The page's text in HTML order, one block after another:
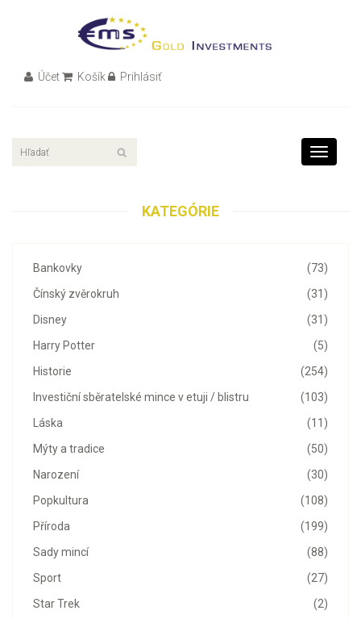
Účet Košík Prihlásiť
Toggle
KATEGÓRIE
(73)
Bankovky
(31)
Čínský zvěrokruh
(31)
Disney
(5)
Harry Potter
(254)
Historie
(103)
Investiční sběratelské mince v etuji / blistru
(11)
Láska
(50)
Mýty a tradice
(30)
Narození
(108)
Popkultura
(199)
Příroda
(88)
Sady mincí
(27)
Sport
(2)
Star Trek